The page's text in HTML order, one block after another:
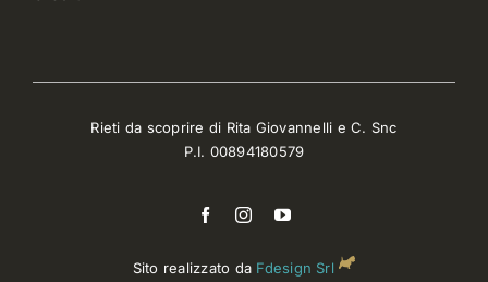
Rieti da scoprire di Rita Giovannelli e C. Snc
P.I. 00894180579
Sito realizzato da Fdesign Srl